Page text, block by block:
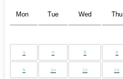
Mon Tue Wed Thu
২ ৩ ৪ ৫
৯ ১০ ১১ ১২